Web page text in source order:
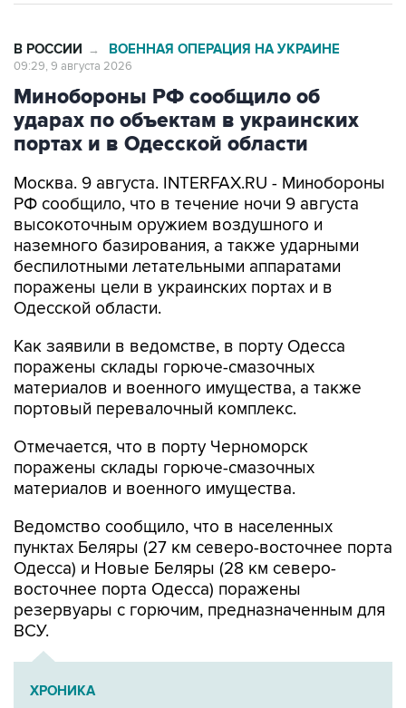
В РОССИИ → ВОЕННАЯ ОПЕРАЦИЯ НА УКРАИНЕ
09:29, 9 августа 2026
Минобороны РФ сообщило об
ударах по объектам в украинских
портах и в Одесской области
Москва. 9 августа. INTERFAX.RU - Минобороны
РФ сообщило, что в течение ночи 9 августа
высокоточным оружием воздушного и
наземного базирования, а также ударными
беспилотными летательными аппаратами
поражены цели в украинских портах и в
Одесской области.
Как заявили в ведомстве, в порту Одесса
поражены склады горюче-смазочных
материалов и военного имущества, а также
портовый перевалочный комплекс.
Отмечается, что в порту Черноморск
поражены склады горюче-смазочных
материалов и военного имущества.
Ведомство сообщило, что в населенных
пунктах Беляры (27 км северо-восточнее порта
Одесса) и Новые Беляры (28 км северо-
восточнее порта Одесса) поражены
резервуары с горючим, предназначенным для
ВСУ.
ХРОНИКА